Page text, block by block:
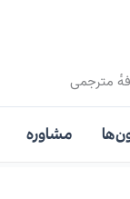
مترجمی
مشاوره